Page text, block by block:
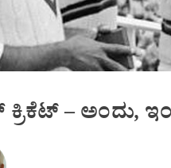
ಕ್ರಿಕೆಟ್ – ಅಂದು,